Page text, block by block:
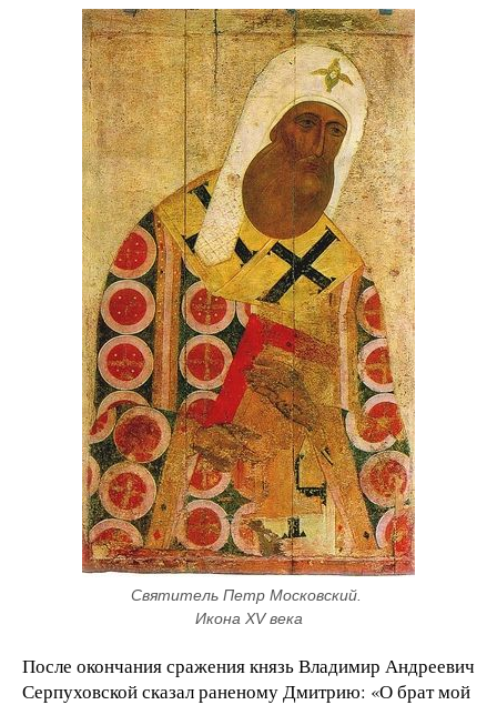
Святитель Петр Московский.
Икона XV века
После окончания сражения князь Владимир Андреевич
Серпуховской сказал раненому Дмитрию: «О брат мой